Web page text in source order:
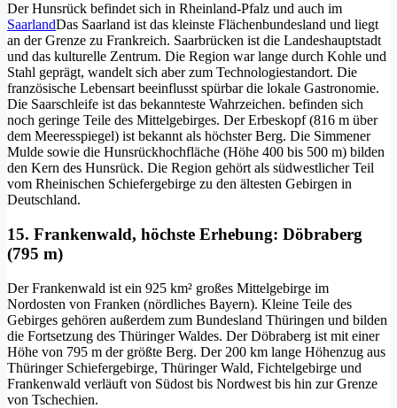
Der Hunsrück befindet sich in Rheinland-Pfalz und auch im
SaarlandDas Saarland ist das kleinste Flächenbundesland und liegt
an der Grenze zu Frankreich. Saarbrücken ist die Landeshauptstadt
und das kulturelle Zentrum. Die Region war lange durch Kohle und
Stahl geprägt, wandelt sich aber zum Technologiestandort. Die
französische Lebensart beeinflusst spürbar die lokale Gastronomie.
Die Saarschleife ist das bekannteste Wahrzeichen. befinden sich
noch geringe Teile des Mittelgebirges. Der Erbeskopf (816 m über
dem Meeresspiegel) ist bekannt als höchster Berg. Die Simmener
Mulde sowie die Hunsrückhochfläche (Höhe 400 bis 500 m) bilden
den Kern des Hunsrück. Die Region gehört als südwestlicher Teil
vom Rheinischen Schiefergebirge zu den ältesten Gebirgen in
Deutschland.
15. Frankenwald, höchste Erhebung: Döbraberg
(795 m)
Der Frankenwald ist ein 925 km² großes Mittelgebirge im
Nordosten von Franken (nördliches Bayern). Kleine Teile des
Gebirges gehören außerdem zum Bundesland Thüringen und bilden
die Fortsetzung des Thüringer Waldes. Der Döbraberg ist mit einer
Höhe von 795 m der größte Berg. Der 200 km lange Höhenzug aus
Thüringer Schiefergebirge, Thüringer Wald, Fichtelgebirge und
Frankenwald verläuft von Südost bis Nordwest bis hin zur Grenze
von Tschechien.